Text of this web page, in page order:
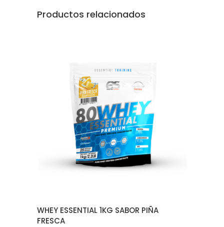
Productos relacionados
AÑADIR AL CARRITO
WHEY ESSENTIAL 1KG SABOR PIÑA
FRESCA